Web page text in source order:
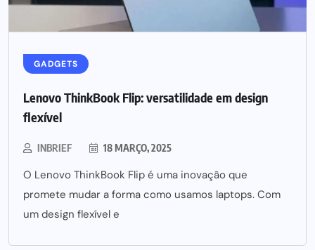
GADGETS
Lenovo ThinkBook Flip: versatilidade em design
flexível
INBRIEF 18 MARÇO, 2025
O Lenovo ThinkBook Flip é uma inovação que
promete mudar a forma como usamos laptops. Com
um design flexível e